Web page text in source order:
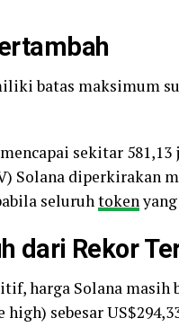
batas maksimum
sekitar
Solana diperkirakan
seluruhtoken
dari Rekor
harga Solana masih
sebesar